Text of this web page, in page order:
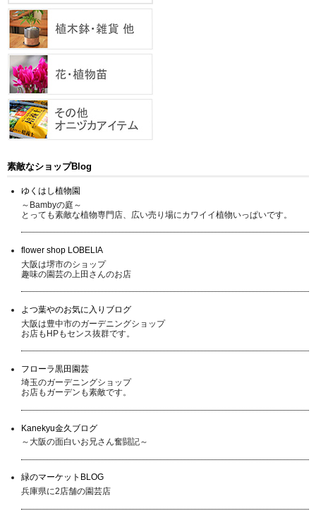
素敵なショップBlog
ゆくはし植物園
～Bambyの庭～
とっても素敵な植物専門店、広い売り場にカワイイ植物いっぱいです。
flower shop LOBELIA
大阪は堺市のショップ
趣味の園芸の上田さんのお店
よつ葉やのお気に入りブログ
大阪は豊中市のガーデニングショップ
お店もHPもセンス抜群です。
フローラ黒田園芸
埼玉のガーデニングショップ
お店もガーデンも素敵です。
Kanekyu金久ブログ
～大阪の面白いお兄さん奮闘記～
緑のマーケットBLOG
兵庫県に2店舗の園芸店